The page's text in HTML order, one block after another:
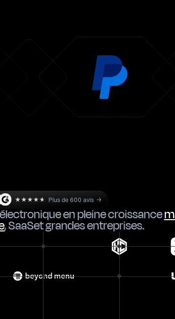
Plus de 600 avis
en pleine croissance
,SaaSetgrandes entreprises.